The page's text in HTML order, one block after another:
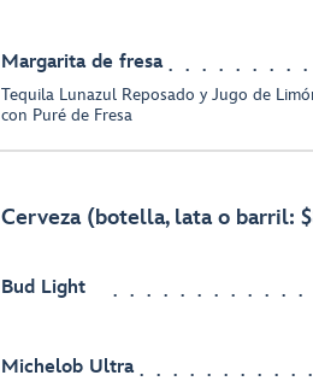
Margarita de fresa
Tequila Lunazul Reposado y Jugo de
con Puré de Fresa
Cerveza (botella, lata o barril:
Bud Light
Michelob Ultra